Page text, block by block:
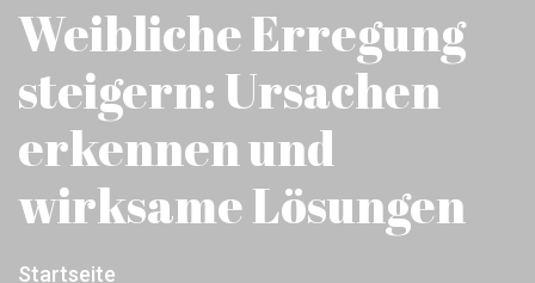
Weibliche Erregung
steigern: Ursachen
erkennen und
wirksame Lösungen
Startseite